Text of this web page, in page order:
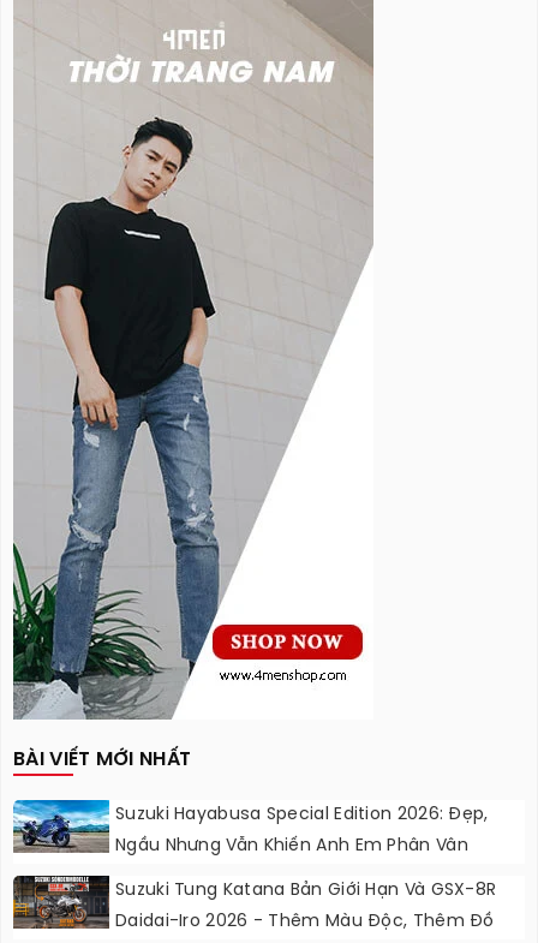
BÀI VIẾT MỚI NHẤT
Suzuki Hayabusa Special Edition 2026: Đẹp,
Ngầu Nhưng Vẫn Khiến Anh Em Phân Vân
Suzuki Tung Katana Bản Giới Hạn Và GSX-8R
Daidai-Iro 2026 - Thêm Màu Độc, Thêm Đồ